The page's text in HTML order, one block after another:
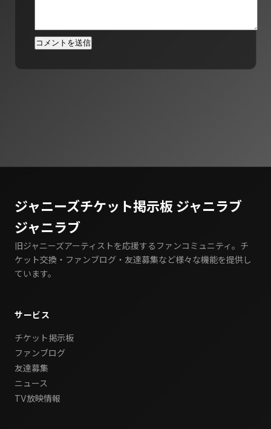
ジャニーズチケット掲示板 ジャニラブ
ジャニラブ
旧ジャニーズアーティストを応援するファンコミュニティ。チ
ケット交換・ファンブログ・友達募集など様々な機能を提供し
ています。
サービス
チケット掲示板
ファンブログ
友達募集
ニュース
TV放映情報